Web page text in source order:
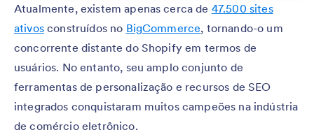
Atualmente, existem apenas cerca de 47.500 sites
ativosconstruídos no BigCommerce, tornando-o um
concorrente distante do Shopify em termos de
usuários. No entanto, seu amplo conjunto de
ferramentas de personalização e recursos de SEO
integrados conquistaram muitos campeões na indústria
de comércio eletrônico.